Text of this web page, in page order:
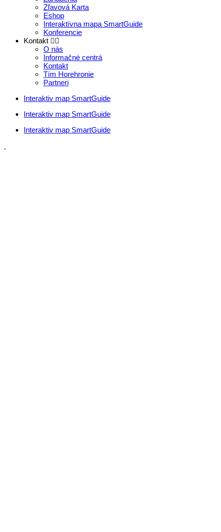
Zľavová Karta
Eshop
Interaktívna mapa SmartGuide
Konferencie
Kontakt
O nás
Informačné centrá
Kontakt
Tím Horehronie
Partneri
Interaktiv map SmartGuide
Interaktiv map SmartGuide
Interaktiv map SmartGuide